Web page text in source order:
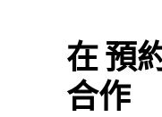
在 預
合作